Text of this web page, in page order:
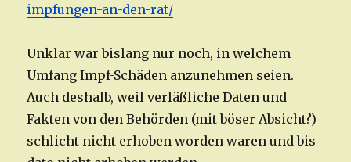
impfungen-an-den-rat/
Unklar war bislang nur noch, in welchem
Umfang Impf-Schäden anzunehmen seien.
Auch deshalb, weil verläßliche Daten und
Fakten von den Behörden (mit böser Absicht?)
schlicht nicht erhoben worden waren und bis